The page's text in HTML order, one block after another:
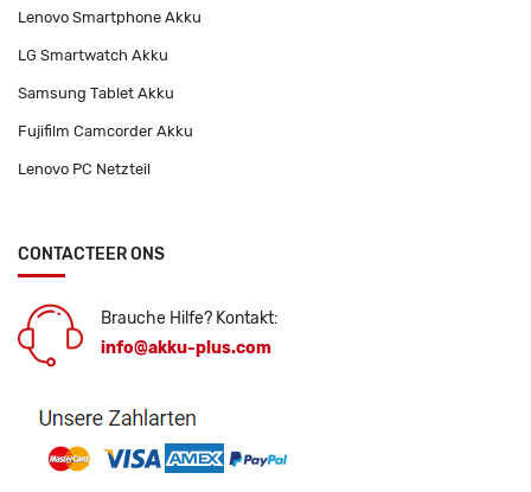
Lenovo Smartphone Akku
LG Smartwatch Akku
Samsung Tablet Akku
Fujifilm Camcorder Akku
Lenovo PC Netzteil
CONTACTEER ONS
Brauche Hilfe? Kontakt:
info@akku-plus.com